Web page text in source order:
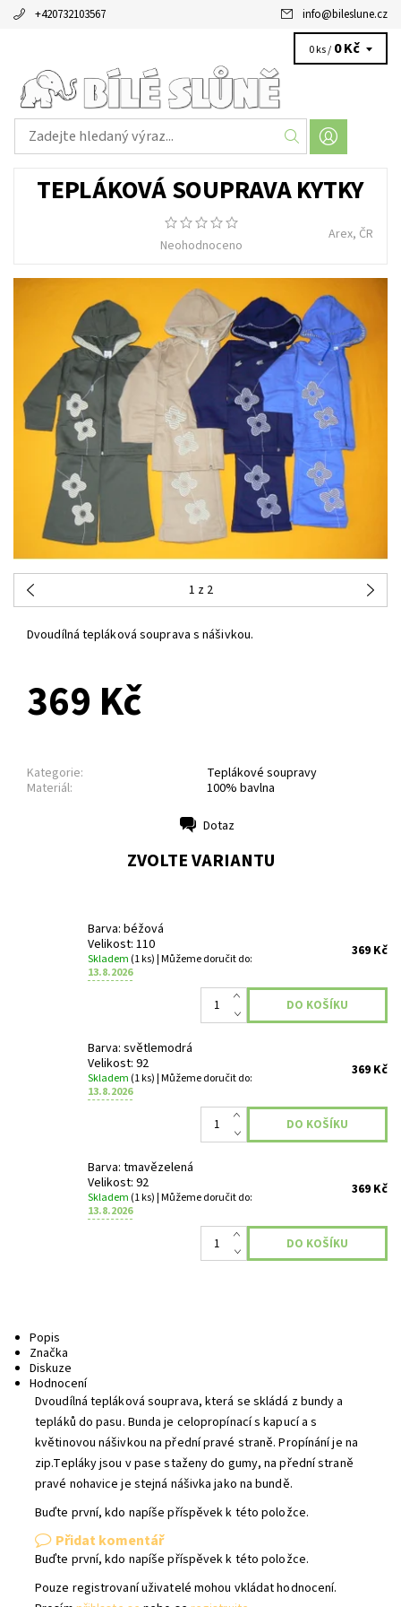
+420732103567 info@bileslune.cz
0 ks / 0 Kč
TEPLÁKOVÁ SOUPRAVA KYTKY
Neohodnoceno
Arex, ČR
1 z 2
Dvoudílná tepláková souprava s nášivkou.
369 Kč
Kategorie:
Teplákové soupravy
Materiál:
100% bavlna
Dotaz
ZVOLTE VARIANTU
Barva: béžová
Velikost: 110
Skladem (1 ks)| Můžeme doručit do:
13.8.2026
369 Kč
Barva: světlemodrá
Velikost: 92
Skladem (1 ks)| Můžeme doručit do:
13.8.2026
369 Kč
Barva: tmavězelená
Velikost: 92
Skladem (1 ks)| Můžeme doručit do:
13.8.2026
369 Kč
Popis
Značka
Diskuze
Hodnocení
Dvoudílná tepláková souprava, která se skládá z bundy a
tepláků do pasu. Bunda je celopropínací s kapucí a s
květinovou nášivkou na přední pravé straně. Propínání je na
zip.Tepláky jsou v pase staženy do gumy, na přední straně
pravé nohavice je stejná nášivka jako na bundě.
Buďte první, kdo napíše příspěvek k této položce.
Přidat komentář
Buďte první, kdo napíše příspěvek k této položce.
Pouze registrovaní uživatelé mohou vkládat hodnocení.